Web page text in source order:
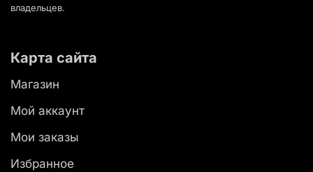
владельцев.
Карта сайта
Магазин
Мой аккаунт
Мои заказы
Избранное